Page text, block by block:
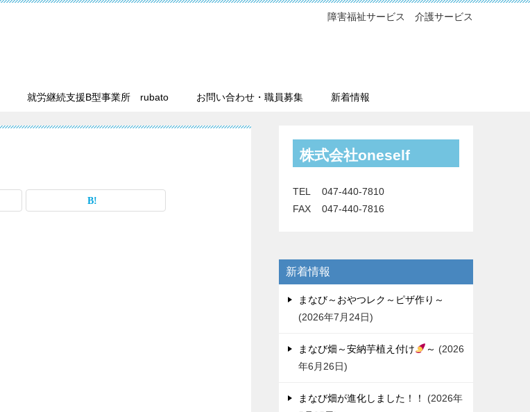
障害福祉サービス 介護サービス
就労継続支援B型事業所 rubato お問い合わせ・職員募集 新着情報
株式会社oneself
TEL 047-440-7810
FAX 047-440-7816
新着情報
まなび～おやつレク～ピザ作り～
2026年7月24日
まなび畑～安納芋植え付け ～
2026
年6月26日
まなび畑が進化しました！！
2026年